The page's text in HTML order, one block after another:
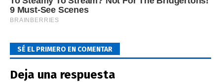
SÉ EL PRIMERO EN COMENTAR
Deja una respuesta